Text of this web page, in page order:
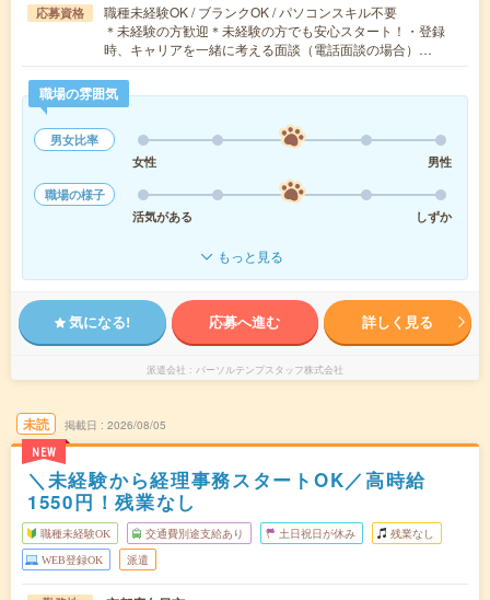
応募資格
職種未経験OK / ブランクOK / パソコンスキル不要
＊未経験の方歓迎＊未経験の方でも安心スタート！・登録
時、キャリアを一緒に考える面談（電話面談の場合）…
職場の雰囲気
男女比率
女性
男性
職場の様子
活気がある
しずか
もっと見る
気になる! 応募へ進む 詳しく見る
派遣会社 パーソルテンプスタッフ株式会社
未読
NEW
掲載日 2026/08/05
＼未経験から経理事務スタートOK／高時給
1550円！残業なし
職種未経験OK 交通費別途支給あり 土日祝日が休み 残業なし
WEB登録OK 派遣